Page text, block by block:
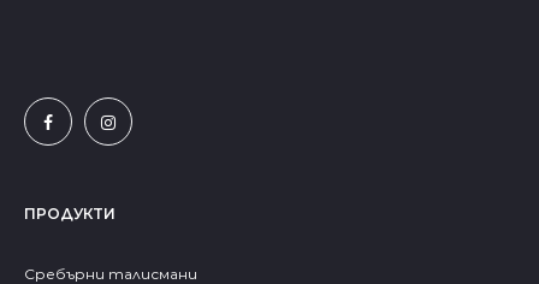
ПРОДУКТИ
Сребърни талисмани